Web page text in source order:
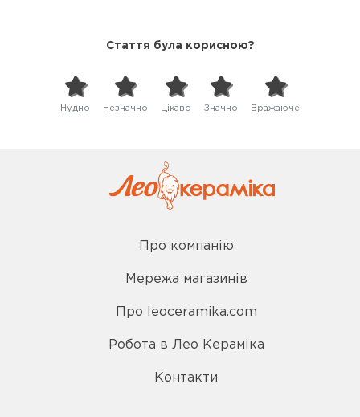
Стаття була корисною?
Нудно Незначно Цікаво Значно Вражаюче
Про компанію
Мережа магазинів
Про leoceramika.com
Робота в Лео Кераміка
Контакти